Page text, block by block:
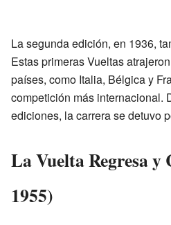
La segunda edición, en 1936,
Estas primeras Vueltas
países, como Italia, Bélgica y
competición más internacional.
ediciones, la carrera se detuvo
La Vuelta Regresa y
1955)